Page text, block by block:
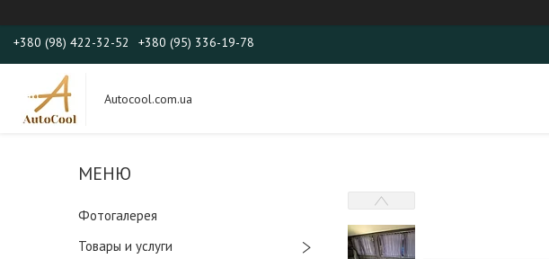
+380 (98) 422-32-52 +380 (95) 336-19-78
Autocool.com.ua
Фотогалерея
Товары и услуги